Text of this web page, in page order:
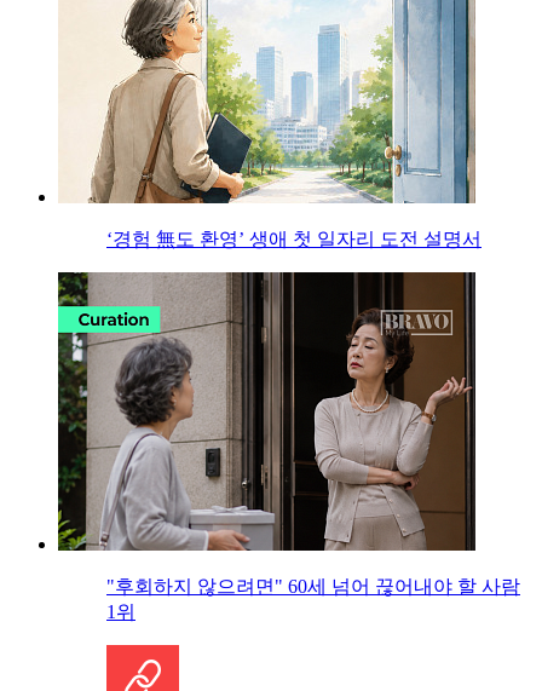
‘경험 無도 환영’ 생애 첫 일자리 도전 설명서
"후회하지 않으려면" 60세 넘어 끊어내야 할 사람
1위